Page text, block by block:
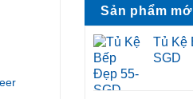
Sản phẩm
Tủ Kệ
SGD